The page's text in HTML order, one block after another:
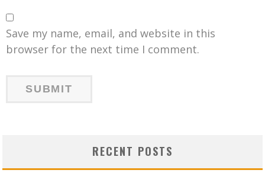
Save my name, email, and website in this
browser for the next time I comment.
RECENT POSTS